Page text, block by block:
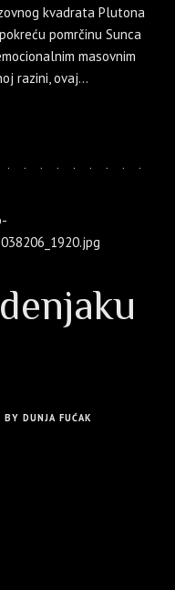
kvadrata Plutona
pomrčinu Sunca
masovnim
razini, ovaj...
BY DUNJA FUĆAK